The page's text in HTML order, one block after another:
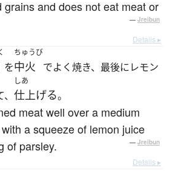
grains and does not eat meat or
— Jreibun
Details ▸
を
ちゅうび
中火 でよく焼き、最後にレモン
しあ
仕上げる。
meat well over a medium
a squeeze of lemon juice
of parsley.
— Jreibun
Details ▸